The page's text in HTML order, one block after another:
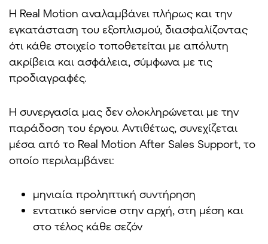
Η Real Motion αναλαμβάνει πλήρως και την
εγκατάσταση του εξοπλισμού, διασφαλίζοντας
ότι κάθε στοιχείο τοποθετείται με απόλυτη
ακρίβεια και ασφάλεια, σύμφωνα με τις
προδιαγραφές.
Η συνεργασία μας δεν ολοκληρώνεται με την
παράδοση του έργου. Αντιθέτως, συνεχίζεται
μέσα από το Real Motion After Sales Support, το
οποίο περιλαμβάνει:
μηνιαία προληπτική συντήρηση
εντατικό service στην αρχή, στη μέση και
στο τέλος κάθε σεζόν